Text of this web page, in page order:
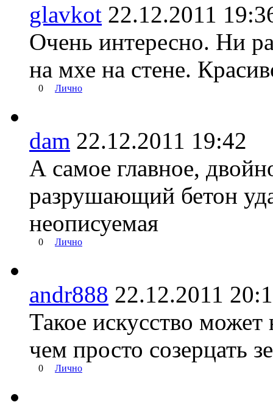
glavkot 22.12.2011
Очень интересно. Ни
на мхе на стене.
0 Лично
dam 22.12.2011 19:42
А самое главное,
разрушающий бетон
неописуемая
0 Лично
andr888 22.12.2011
Такое искусство
чем просто созерцать
0 Лично